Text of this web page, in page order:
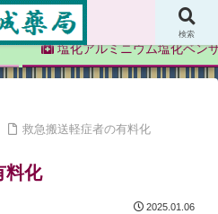
城薬局
塩化アルミニウム塩化ベン
救急搬送軽症者の有料化
料化
2025.01.06
検索